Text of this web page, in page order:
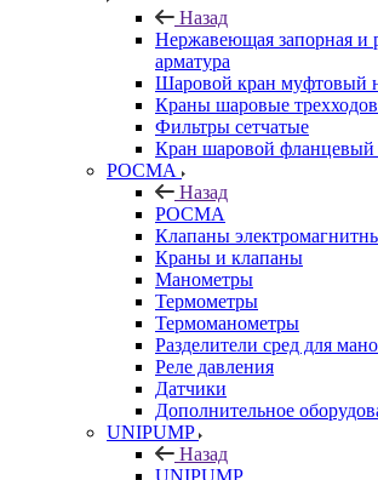
Назад
Нержавеющая запорная и
арматура
Шаровой кран муфтовый
Краны шаровые
Фильтры сетчатые
Кран шаровой фланцевый
РОСМА
Назад
РОСМА
Клапаны
Краны и клапаны
Манометры
Термометры
Термоманометры
Разделители сред для
Реле давления
Датчики
Дополнительное
UNIPUMP
Назад
UNIPUMP